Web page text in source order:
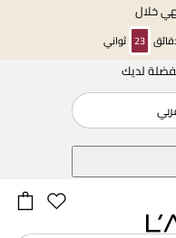
خلال
22 ثواني
لديك